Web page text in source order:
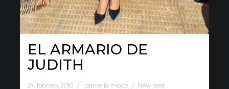
EL ARMARIO DE
JUDITH
24 febrero, 2016 danse la mode New post